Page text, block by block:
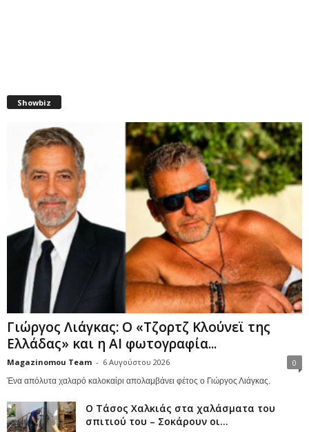
Showbiz
Γιώργος Λιάγκας: Ο «Τζορτζ Κλούνεϊ της
Ελλάδας» και η AI φωτογραφία...
Magazinomou Team - 6 Αυγούστου 2026 0
Ένα απόλυτα χαλαρό καλοκαίρι απολαμβάνει φέτος ο Γιώργος Λιάγκας.
Ο Τάσος Χαλκιάς στα χαλάσματα του
σπιτιού του – Σοκάρουν οι...